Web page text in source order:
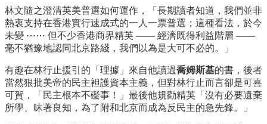
林文隨之澄清英美普選如何運作，「長期讀者知道，我們並非
熱衷支持在香港實行速成式的一人一票普選；這種看法，於今
未變 ⋯⋯ 但不少香港商界精英 —— 經濟既得利益階層 ——
毫不猶豫地認同北京路綫，我們以為是大可不必的。」
有趣在林行止援引的「理據」來自他讀過喬姆斯基的書，後者
當然狠批美帝的民主袒護資本主義，但對林行止而言卻是可喜
可賀，「民主根本不礙事！」最後他規勸精英「沒有必要遺棄
所學、昧著良知，為了附和北京而成為反民主的急先鋒。」